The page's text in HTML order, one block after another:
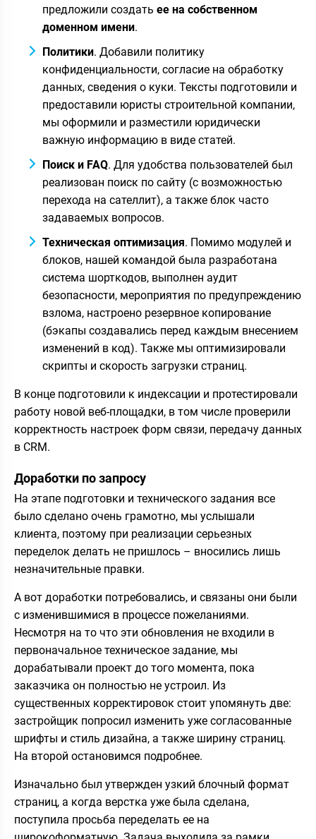
предложили создать ее на собственном
доменном имени.
Политики. Добавили политику
конфиденциальности, согласие на обработку
данных, сведения о куки. Тексты подготовили и
предоставили юристы строительной компании,
мы оформили и разместили юридически
важную информацию в виде статей.
Поиск и FAQ. Для удобства пользователей был
реализован поиск по сайту (с возможностью
перехода на сателлит), а также блок часто
задаваемых вопросов.
Техническая оптимизация. Помимо модулей и
блоков, нашей командой была разработана
система шорткодов, выполнен аудит
безопасности, мероприятия по предупреждению
взлома, настроено резервное копирование
(бэкапы создавались перед каждым внесением
изменений в код). Также мы оптимизировали
скрипты и скорость загрузки страниц.
В конце подготовили к индексации и протестировали
работу новой веб-площадки, в том числе проверили
корректность настроек форм связи, передачу данных
в CRM.
Доработки по запросу
На этапе подготовки и технического задания все
было сделано очень грамотно, мы услышали
клиента, поэтому при реализации серьезных
переделок делать не пришлось – вносились лишь
незначительные правки.
А вот доработки потребовались, и связаны они были
с изменившимися в процессе пожеланиями.
Несмотря на то что эти обновления не входили в
первоначальное техническое задание, мы
дорабатывали проект до того момента, пока
заказчика он полностью не устроил. Из
существенных корректировок стоит упомянуть две:
застройщик попросил изменить уже согласованные
шрифты и стиль дизайна, а также ширину страниц.
На второй остановимся подробнее.
Изначально был утвержден узкий блочный формат
страниц, а когда верстка уже была сделана,
поступила просьба переделать ее на